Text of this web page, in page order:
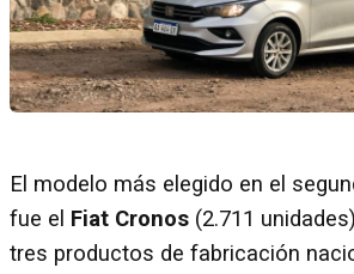
El modelo más elegido en el
fue el Fiat Cronos (2.711
tres productos de fabricación